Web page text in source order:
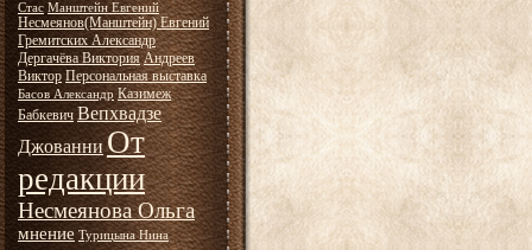
Стас Манштейн Евгений
Несмеянов(Манштейн) Евгений
Гремитских Александр
Дергачёва Виктория Андреев
Виктор Персональная выставка
Басов Александр Казимеж
Бабкевич Вепхвадзе
Джованни От
редакции
Несмеянова Ольга
мнение Турицына Нина